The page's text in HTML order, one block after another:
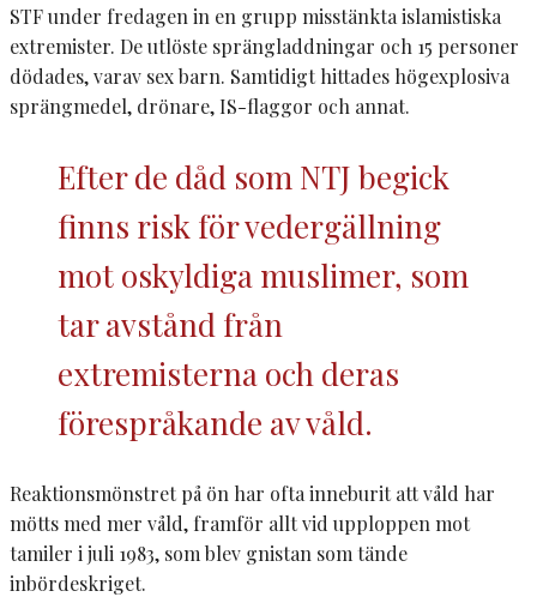
STF under fredagen in en grupp misstänkta islamistiska
extremister. De utlöste sprängladdningar och 15 personer
dödades, varav sex barn. Samtidigt hittades högexplosiva
sprängmedel, drönare, IS-flaggor och annat.
Efter de dåd som NTJ begick
finns risk för vedergällning
mot oskyldiga muslimer, som
tar avstånd från
extremisterna och deras
förespråkande av våld.
Reaktionsmönstret på ön har ofta inneburit att våld har
mötts med mer våld, framför alltvid upploppen mot
tamiler i juli 1983, som blev gnistan som tände
inbördeskriget.